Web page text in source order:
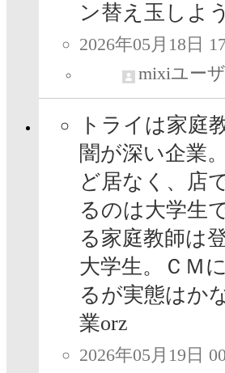
ン替え玉しよう
2026年05月18日
mixiユー
トライは家庭
闇が深い企業
ど居なく、店
るのは大学生
る家庭教師は
大学生。ＣＭ
るが実態はか
業orz
2026年05月19日